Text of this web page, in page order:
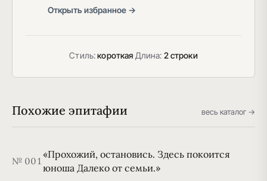
Открыть избранное →
Стиль:короткая·Длина: 2 строки
Похожие эпитафии весь каталог →
№ 001
«Прохожий, остановись. Здесь покоится
юноша Далеко от семьи.»